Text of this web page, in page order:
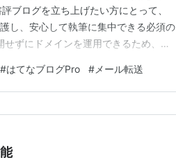
ブログを立ち上げたい方にとって、
し、安心して執筆に集中できる必須の
ずにドメインを運用できるため、ブ
前.comのWhois情報公開代行の特
#はてなブログPro # メール転送